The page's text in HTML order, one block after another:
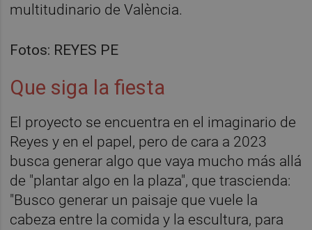
multitudinario de València.
Fotos: REYES PE
Que siga la fiesta
El proyecto se encuentra en el imaginario de
Reyes y en el papel, pero de cara a 2023
busca generar algo que vaya mucho más allá
de "plantar algo en la plaza", que trascienda:
"Busco generar un paisaje que vuele la
cabeza entre la comida y la escultura, para